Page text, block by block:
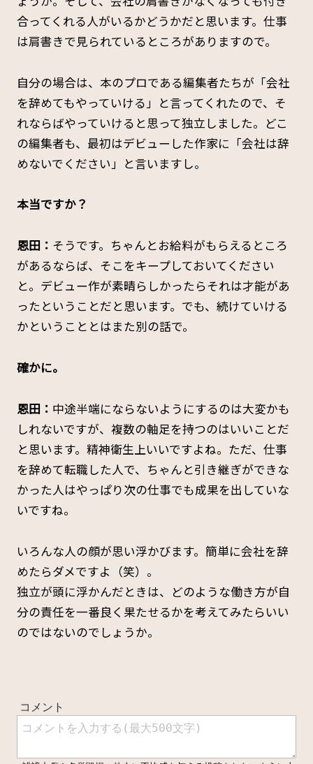
合ってくれる人がいるかどうかだと思います。仕事
は肩書きで見られているところがありますので。
自分の場合は、本のプロである編集者たちが「会社
を辞めてもやっていける」と言ってくれたので、そ
れならばやっていけると思って独立しました。どこ
の編集者も、最初はデビューした作家に「会社は辞
めないでください」と言いますし。
――本当ですか？
恩田： そうです。ちゃんとお給料がもらえるところ
があるならば、そこをキープしておいてください
と。デビュー作が素晴らしかったらそれは才能があ
ったということだと思います。でも、続けていける
かということとはまた別の話で。
――確かに。
恩田： 中途半端にならないようにするのは大変かも
しれないですが、複数の軸足を持つのはいいことだ
と思います。精神衛生上いいですよね。ただ、仕事
を辞めて転職した人で、ちゃんと引き継ぎができな
かった人はやっぱり次の仕事でも成果を出していな
いですね。
いろんな人の顔が思い浮かびます。簡単に会社を辞
めたらダメですよ（笑）。
独立が頭に浮かんだときは、どのような働き方が自
分の責任を一番良く果たせるかを考えてみたらいい
のではないのでしょうか。